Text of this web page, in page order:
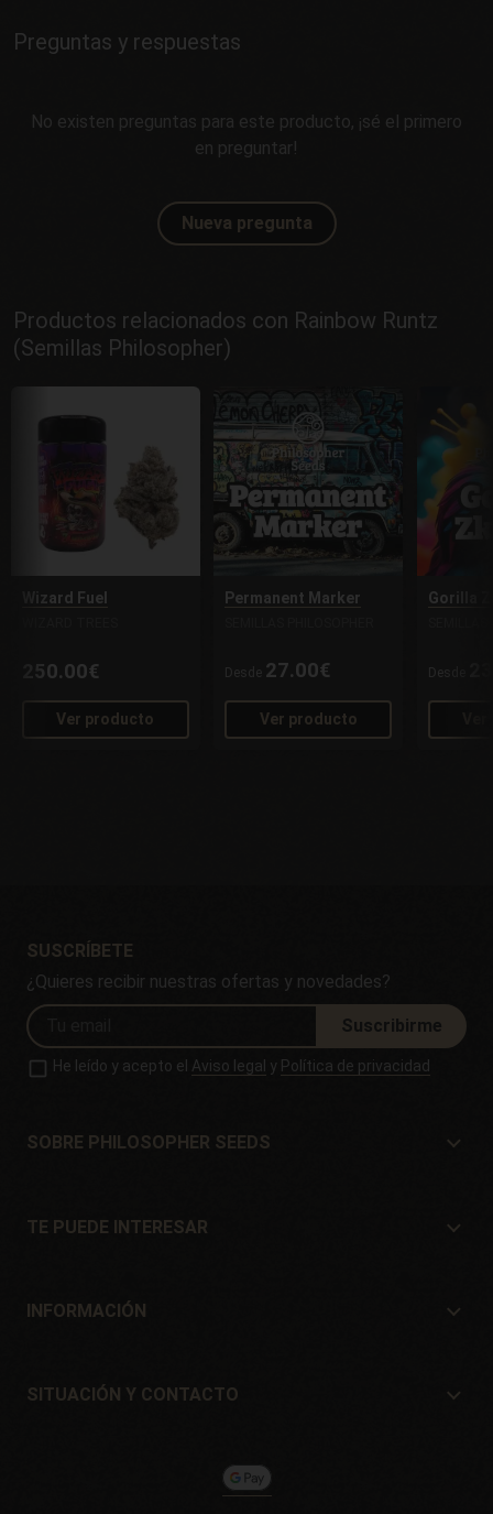
Preguntas y respuestas
No existen preguntas para este producto, ¡sé el primero
en preguntar!
Nueva pregunta
Productos relacionados con Rainbow Runtz
(Semillas Philosopher)
Wizard Fuel
250.00€
Ver producto
Permanent Marker
Desde 27.00€
Ver producto
Gorilla
Desde
SUSCRÍBETE
¿Quieres recibir nuestras ofertas y novedades?
Suscribirme
He leído y acepto el Aviso legal y Política de privacidad
SOBRE PHILOSOPHER SEEDS
Situación y Contacto
TE PUEDE INTERESAR
Ofertas
INFORMACIÓN
Garantías y devoluciones
SITUACIÓN Y CONTACTO
Pol. Industrial Pont del Príncep